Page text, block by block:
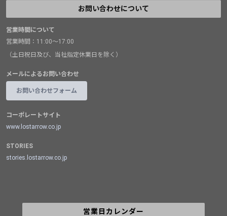
お問い合わせについて
営業時間について
営業時間：11:00～17:00
（土日祝日及び、当社指定休業日を除く）
メールによるお問い合わせ
お問い合わせフォーム
コーポレートサイト
www.lostarrow.co.jp
STORIES
stories.lostarrow.co.jp
営業日カレンダー